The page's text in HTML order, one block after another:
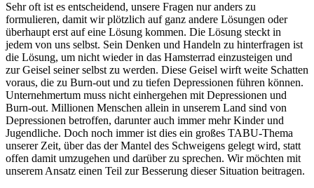
Sehr oft ist es entscheidend, unsere Fragen nur anders zu
formulieren, damit wir plötzlich auf ganz andere Lösungen oder
überhaupt erst auf eine Lösung kommen. Die Lösung steckt in
jedem von uns selbst. Sein Denken und Handeln zu hinterfragen ist
die Lösung, um nicht wieder in das Hamsterrad einzusteigen und
zur Geisel seiner selbst zu werden. Diese Geisel wirft weite Schatten
voraus, die zu Burn-out und zu tiefen Depressionen führen können.
Unternehmertum muss nicht einhergehen mit Depressionen und
Burn-out. Millionen Menschen allein in unserem Land sind von
Depressionen betroffen, darunter auch immer mehr Kinder und
Jugendliche. Doch noch immer ist dies ein großes TABU-Thema
unserer Zeit, über das der Mantel des Schweigens gelegt wird, statt
offen damit umzugehen und darüber zu sprechen. Wir möchten mit
unserem Ansatz einen Teil zur Besserung dieser Situation beitragen.